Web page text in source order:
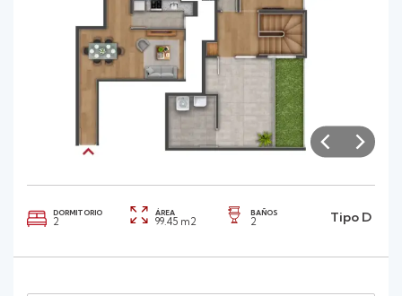
DORMITORIO
2
ÁREA
99.45 m2
BAÑOS
2 Tipo D